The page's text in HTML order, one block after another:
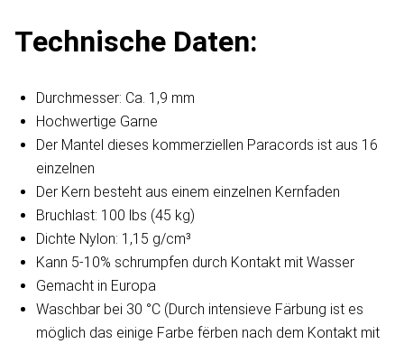
Technische Daten:
Durchmesser: Ca. 1,9 mm
Hochwertige Garne
Der Mantel dieses kommerziellen Paracords ist aus 16
einzelnen
Der Kern besteht aus einem einzelnen Kernfaden
Bruchlast: 100 lbs (45 kg)
Dichte Nylon: 1,15 g/cm³
Kann 5-10% schrumpfen durch Kontakt mit Wasser
Gemacht in Europa
Waschbar bei 30 °C (Durch intensieve Färbung ist es
möglich das einige Farbe fërben nach dem Kontakt mit